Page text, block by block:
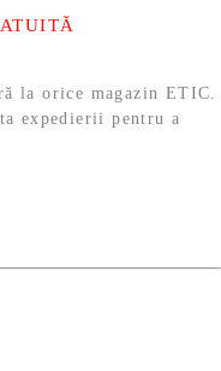
la orice magazin ETIC.
expedierii pentru a